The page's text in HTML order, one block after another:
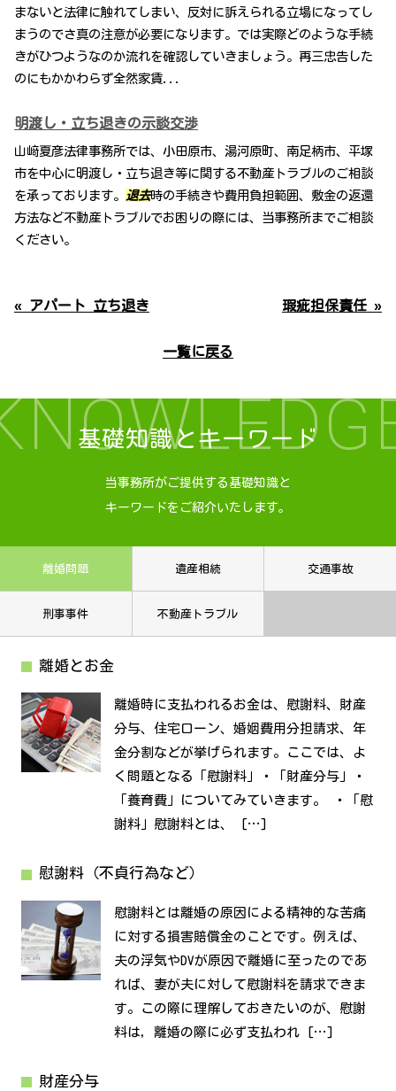
まないと法律に触れてしまい、反対に訴えられる立場になってし
まうのでさ真の注意が必要になります。では実際どのような手続
きがひつようなのか流れを確認していきましょう。再三忠告した
のにもかかわらず全然家賃...
明渡し・立ち退きの示談交渉
山﨑夏彦法律事務所では、小田原市、湯河原町、南足柄市、平塚
市を中心に明渡し・立ち退き等に関する不動産トラブルのご相談
を承っております。 退去時の手続きや費用負担範囲、敷金の返還
方法など不動産トラブルでお困りの際には、当事務所までご相談
ください。
« アパート 立ち退き 瑕疵担保責任 »
一覧に戻る
基礎知識とキーワード
当事務所がご提供する基礎知識と
キーワードをご紹介いたします。
離婚問題 遺産相続 交通事故
刑事事件 不動産トラブル
離婚とお金
離婚時に支払われるお金は、慰謝料、財産
分与、住宅ローン、婚姻費用分担請求、年
金分割などが挙げられます。ここでは、よ
く問題となる「慰謝料」・「財産分与」・
「養育費」についてみていきます。 ・「慰
謝料」慰謝料とは、 […]
慰謝料（不貞行為など）
慰謝料とは離婚の原因による精神的な苦痛
に対する損害賠償金のことです。例えば、
夫の浮気やDVが原因で離婚に至ったのであ
れば、妻が夫に対して慰謝料を請求できま
す。この際に理解しておきたいのが、慰謝
料は，離婚の際に必ず支払われ […]
財産分与